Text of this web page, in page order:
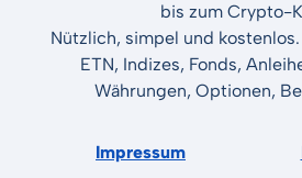
bis zum Crypto-
Nützlich, simpel und kostenlos.
ETN, Indizes, Fonds,
Währungen, Optionen,
Impressum